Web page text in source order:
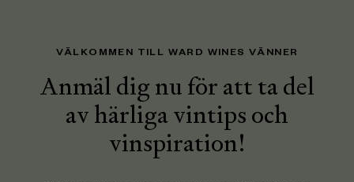
VÄLKOMMEN TILL WARD WINES VÄNNER
Anmäl dig nu för att ta del
av härliga vintips och
vinspiration!